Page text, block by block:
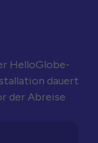
HelloGlobe-
dauert
der Abreise